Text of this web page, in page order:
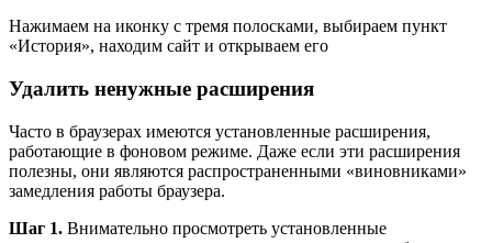
Нажимаем на иконку с тремя полосками, выбираем пункт
«История», находим сайт и открываем его
Удалить ненужные расширения
Часто в браузерах имеются установленные расширения,
работающие в фоновом режиме. Даже если эти расширения
полезны, они являются распространенными «виновниками»
замедления работы браузера.
Шаг 1. Внимательно просмотреть установленные